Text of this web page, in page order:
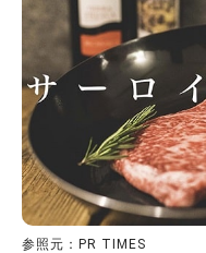
参照元：PR TIMES